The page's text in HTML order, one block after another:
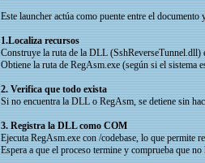
Este launcher actúa como puente entre el
1.Localiza recursos
Construye la ruta de la DLL (SshReverseTunnel.dll)
Obtiene la ruta de RegAsm.exe (según si el sistema
2. Verifica que todo exista
Si no encuentra la DLL o RegAsm, se detiene sin
3. Registra la DLL como COM
Ejecuta RegAsm.exe con /codebase, lo que permite
Espera a que el proceso termine y comprueba que no